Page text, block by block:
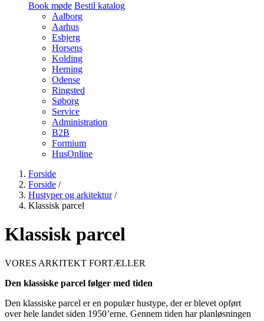
Book møde Bestil katalog
Aalborg
Aarhus
Esbjerg
Horsens
Kolding
Herning
Odense
Ringsted
Søborg
Service
Administration
B2B
Formium
HusOnline
Forside
Forside /
Hustyper og arkitektur /
Klassisk parcel
Klassisk parcel
VORES ARKITEKT FORTÆLLER
Den klassiske parcel følger med tiden
Den klassiske parcel er en populær hustype, der er blevet opført
over hele landet siden 1950’erne. Gennem tiden har planløsningen